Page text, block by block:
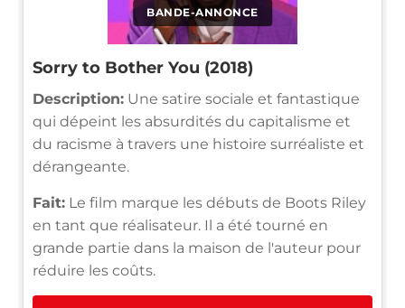
BANDE-ANNONCE
Sorry to Bother You (2018)
Description: Une satire sociale et fantastique
qui dépeint les absurdités du capitalisme et
du racisme à travers une histoire surréaliste et
dérangeante.
Fait: Le film marque les débuts de Boots Riley
en tant que réalisateur. Il a été tourné en
grande partie dans la maison de l'auteur pour
réduire les coûts.